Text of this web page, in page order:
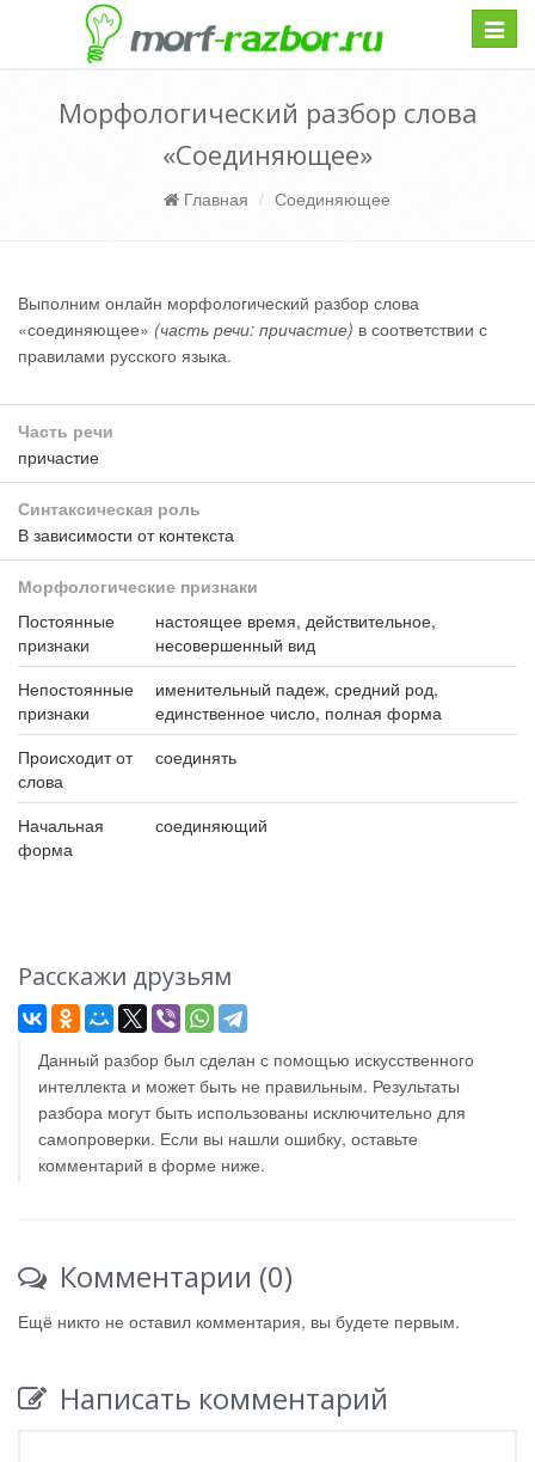
Морфологический разбор слова
«Соединяющее»
Главная Соединяющее
Выполним онлайн морфологический разбор слова
«соединяющее» (часть речи: причастие) в соответствии с
правилами русского языка.
Часть речи
причастие
Синтаксическая роль
В зависимости от контекста
Морфологические признаки
Постоянные
признаки
настоящее время, действительное,
несовершенный вид
Непостоянные
признаки
именительный падеж, средний род,
единственное число, полная форма
Происходит от
слова
соединять
Начальная
форма
соединяющий
Расскажи друзьям
Данный разбор был сделан с помощью искусственного
интеллекта и может быть не правильным. Результаты
разбора могут быть использованы исключительно для
самопроверки. Если вы нашли ошибку, оставьте
комментарий в форме ниже.
Комментарии (0)
Ещё никто не оставил комментария, вы будете первым.
Написать комментарий